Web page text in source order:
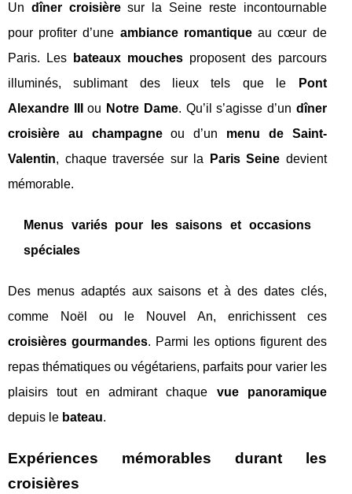
Un dîner croisièresur la Seine reste incontournable
pour profiter d’une ambiance romantiqueau cœur de
Paris. Les
bateaux mouchesproposent des parcours
illuminés, sublimant des lieux tels que le
Pont
Alexandre III
ou Notre Dame. Qu’il s’agisse d’un dîner
croisière au champagneou d’un menu de Saint-
Valentin, chaque traversée sur la Paris Seine devient
mémorable.
Menus variés pour les saisons et occasions
spéciales
Des menus adaptés aux saisons et à des dates clés,
comme Noël ou le Nouvel An, enrichissent ces
croisières gourmandes. Parmi les options figurent des
repas thématiques ou végétariens, parfaits pour varier les
plaisirs tout en admirant chaque vue panoramique
depuis le bateau.
Expériences mémorables durant les
croisières